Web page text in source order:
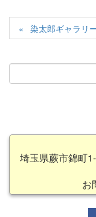
染太郎ギャラリ
埼玉県蕨市錦町
お